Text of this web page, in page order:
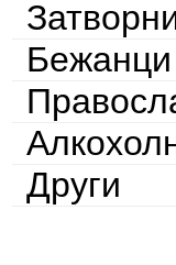
Бежанци
Други